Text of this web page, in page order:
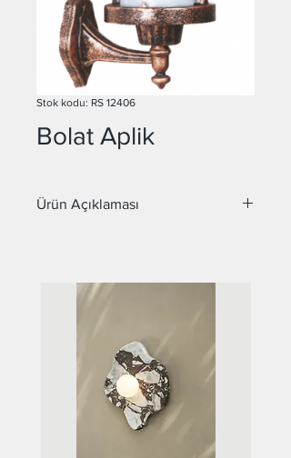
Stok kodu: RS 12406
Bolat Aplik
Ürün Açıklaması
E - 27 Duy
Elektrostatik Toz Boya